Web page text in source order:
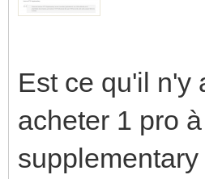
Est ce qu'il n'y
acheter 1 pro